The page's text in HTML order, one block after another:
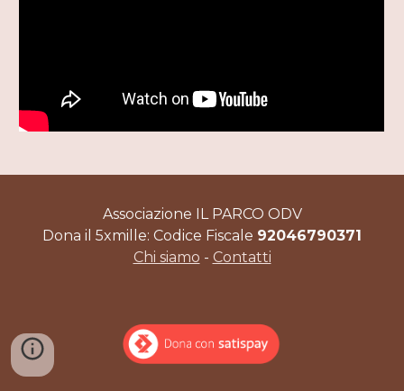
Associazione IL PARCO ODV
Dona il 5xmille: Codice Fiscale 92046790371
Chi siamo - Contatti